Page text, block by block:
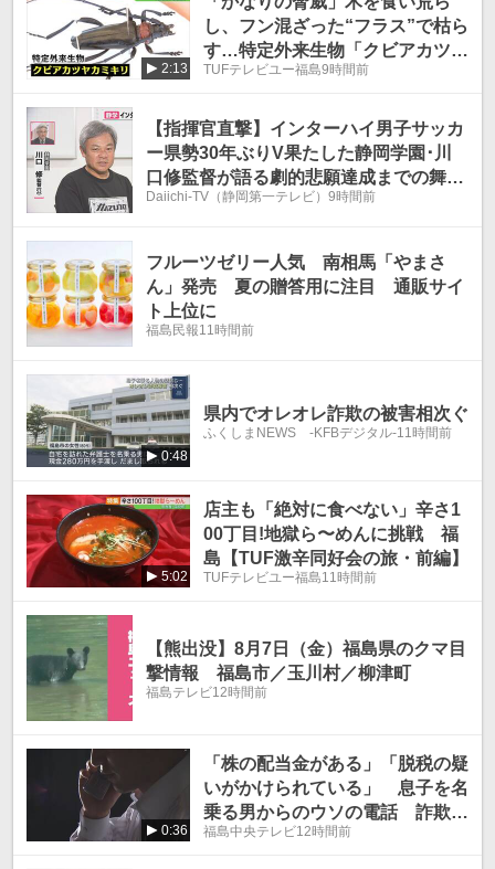
2:13
し、フン混ざった“フラス”で枯ら
す…特定外来生物「クビアカツヤ
カミキリ」20都府県で確認
TUFテレビユー福島9時間前
【指揮官直撃】インターハイ男子サッカ
ー県勢30年ぶりV果たした静岡学園･川
口修監督が語る劇的悲願達成までの舞台
裏（静岡）
Daiichi-TV（静岡第一テレビ） 9時間前
フルーツゼリー人気 南相馬「やまさ
ん」発売 夏の贈答用に注目 通販サイ
ト上位に
福島民報11時間前
0:48
県内でオレオレ詐欺の被害相次ぐ
ふくしまNEWS -KFBデジタル-11時間前
5:02
店主も「絶対に食べない」辛さ1
00丁目!地獄ら〜めんに挑戦 福
島【TUF激辛同好会の旅・前編】
TUFテレビユー福島11時間前
【熊出没】8月7日（金）福島県のクマ目
撃情報 福島市／玉川村／柳津町
福島テレビ12時間前
0:36
「株の配当金がある」「脱税の疑
いがかけられている」 息子を名
乗る男からのウソの電話 詐欺被
害相次ぐ 福島
福島中央テレビ12時間前